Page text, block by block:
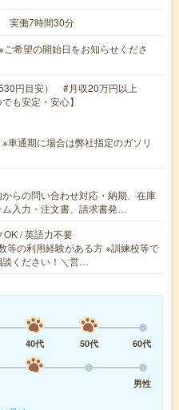
実働7時間30分
希望の開始日をお知らせくださ
円目安） #月収20万円以上
も安定・安心】
通期に場合は弊社指定のガソリ
からの問い合わせ対応・納期、在庫
入力・注文書、請求書発…
OK / 英語力不要
等の利用経験がある方 ※訓練校等で
談ください！＼営…
40代 50代
60代
男性